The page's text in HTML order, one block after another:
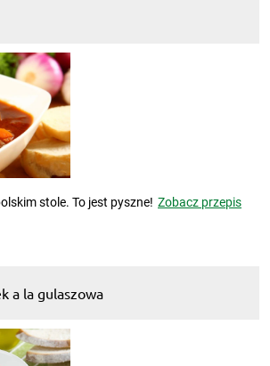
stole. To jest pyszne! Zobacz przepis
a la gulaszowa